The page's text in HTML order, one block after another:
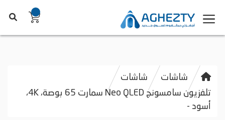
شاشات
شاشات
تلفزيون سامسونج Neo QLED سمارت 65 بوصة، 4K،
أسود -